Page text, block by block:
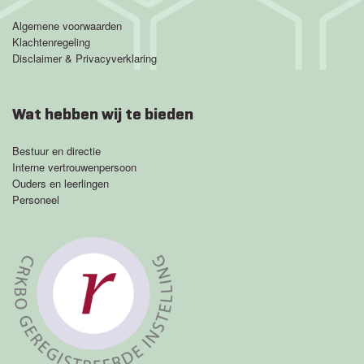
Algemene voorwaarden
Klachtenregeling
Disclaimer & Privacyverklaring
Wat hebben wij te bieden
Bestuur en directie
Interne vertrouwenpersoon
Ouders en leerlingen
Personeel